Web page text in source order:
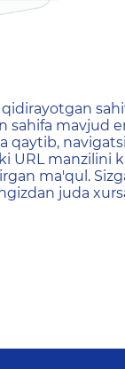
qidirayotgan
sahifa mavjud
qaytib,
URL manzilini
ma'qul.
juda